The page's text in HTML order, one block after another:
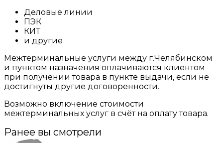
Деловые линии
ПЭК
КИТ
и другие
Межтерминальные услуги между г.Челябинском
и пунктом назначения оплачиваются клиентом
при получении товара в пункте выдачи, если не
достигнуты другие договоренности.
Возможно включение стоимости
межтерминальных услуг в счёт на оплату товара.
Ранее вы смотрели